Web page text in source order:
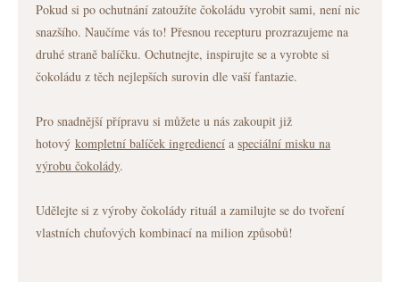
Pokud si po ochutnání zatoužíte čokoládu vyrobit sami, není nic
snazšího. Naučíme vás to! Přesnou recepturu prozrazujeme na
druhé straně balíčku. Ochutnejte, inspirujte se a vyrobte si
čokoládu z těch nejlepších surovin dle vaší fantazie.
Pro snadnější přípravu si můžete u nás zakoupit již
hotový kompletní balíček ingrediencí a speciální misku na
výrobu čokolády.
Udělejte si z výroby čokolády rituál a zamilujte se do tvoření
vlastních chuťových kombinací na milion způsobů!